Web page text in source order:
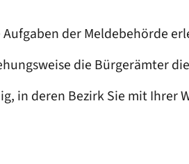
der Meldebehörde
die Bürgerämter
in deren Bezirk Sie mit